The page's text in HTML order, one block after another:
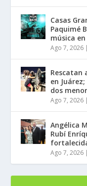
Casas
Paquimé
música
Ago 7, 2026 |
Rescatan
en
dos
Ago 7, 2026 |
Angélica
Rubí
Ago 7, 2026 |